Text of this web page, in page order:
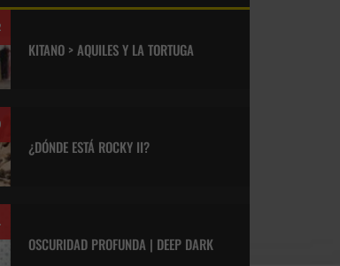
KITANO > AQUILES Y LA TORTUGA
¿DÓNDE ESTÁ ROCKY II?
OSCURIDAD PROFUNDA | DEEP DARK